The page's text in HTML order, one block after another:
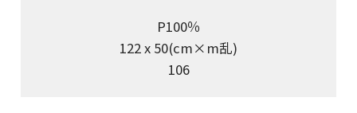
P100％
122 x 50(cm×m乱)
106